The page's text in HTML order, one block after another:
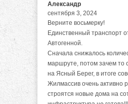
Александр
сентября 3, 2024
Верните восьмерку!
Единственный транспорт
Автогенной.
Сначала снижалось
маршруте, потом зачем то
на Ясный Берег, в итоге
Жилмассив очень активно
строятся новые дома на